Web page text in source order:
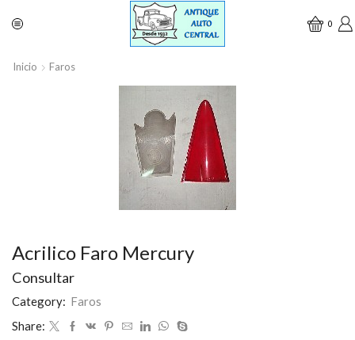
0
Inicio Faros
Acrilico Faro Mercury
Consultar
Category: Faros
Share: